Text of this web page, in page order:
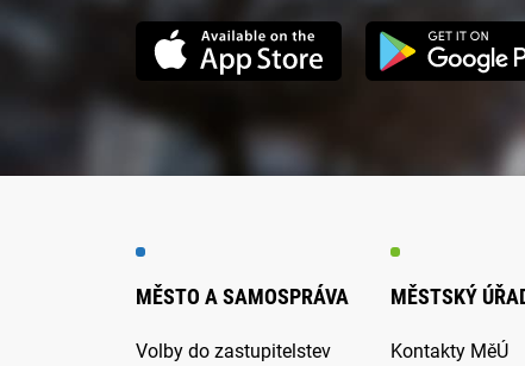
MĚSTO A SAMOSPRÁVA
Volby do zastupitelstev
MĚSTSKÝ
Kontakty MěÚ